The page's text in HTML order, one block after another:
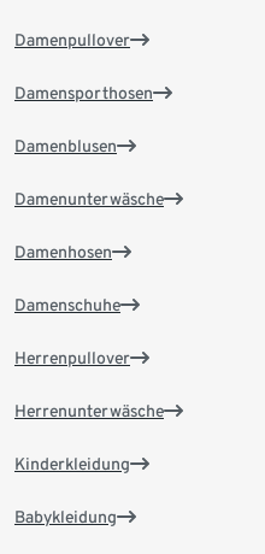
Damenpullover
Damensporthosen
Damenblusen
Damenunterwäsche
Damenhosen
Damenschuhe
Herrenpullover
Herrenunterwäsche
Kinderkleidung
Babykleidung